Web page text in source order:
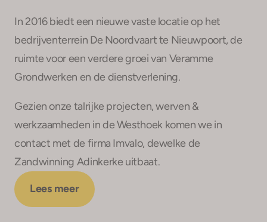
In 2016 biedt een nieuwe vaste locatie op het
bedrijventerrein De Noordvaart te Nieuwpoort, de
ruimte voor een verdere groei van Veramme
Grondwerken en de dienstverlening.
Gezien onze talrijke projecten, werven &
werkzaamheden in de Westhoek komen we in
contact met de firma Imvalo, dewelke de
Zandwinning Adinkerke uitbaat.
Lees meer